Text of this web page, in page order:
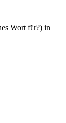
Wort für?) in